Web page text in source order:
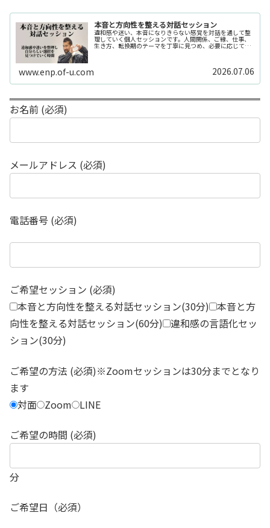
本音と方向性を整える対話セッション
違和感や迷い、本音になりきらない感覚を対話を通して整
理していく個人セッションです。人間関係、ご縁、仕事、
生き方、転換期のテーマを丁寧に見つめ、必要に応じてカ
www.enp.of-u.com 2026.07.06
お名前 (必須)
メールアドレス (必須)
電話番号 (必須)
ご希望セッション (必須)
本音と方向性を整える対話セッション(30分) 本音と方
向性を整える対話セッション(60分) 違和感の言語化セッ
ション(30分)
ご希望の方法 (必須)※Zoomセッションは30分までとなり
ます
対面 Zoom LINE
ご希望の時間 (必須)
分
ご希望日（必須）